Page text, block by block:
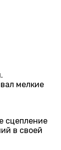
мелкие
сцепление
в своей